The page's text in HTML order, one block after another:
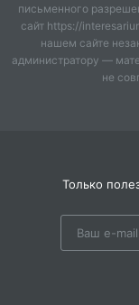
письменного
сайт https://
нашем сайте
администратору —
не
Только